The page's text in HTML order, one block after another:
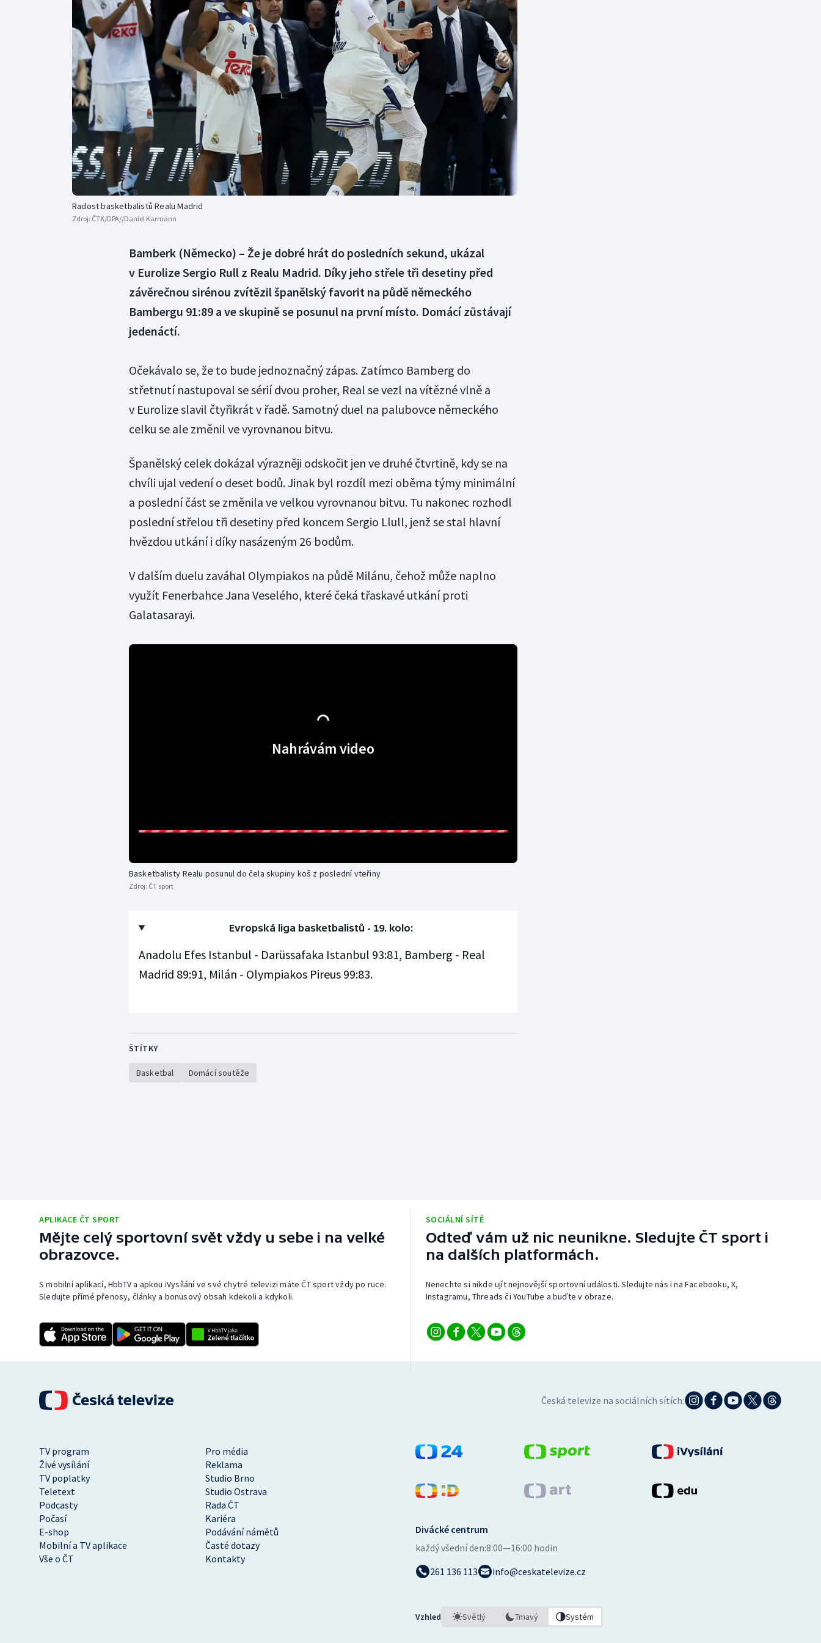
Box
Curling
Cyklistika
Dostihy
Florbal
Futsal
Lezení
Lyže a snowboard
Moderní pětiboj
Motorsport
Olympijské hry
Parasport
Sportovní střelba
Stolní tenis
Triatlon
Veslování
Vodní slalom
Radost basketbalistů Realu Madrid
Zdroj: ČTK/DPA//Daniel Karmann
Bamberk (Německo) – Že je dobré hrát do posledních sekund, ukázal
v Eurolize Sergio Rull z Realu Madrid. Díky jeho střele tři desetiny před
závěrečnou sirénou zvítězil španělský favorit na půdě německého
Bambergu 91:89 a ve skupině se posunul na první místo. Domácí zůstávají
jedenáctí.
Očekávalo se, že to bude jednoznačný zápas. Zatímco Bamberg do
střetnutí nastupoval se sérií dvou proher, Real se vezl na vítězné vlně a
v Eurolize slavil čtyřikrát v řadě. Samotný duel na palubovce německého
celku se ale změnil ve vyrovnanou bitvu.
Španělský celek dokázal výrazněji odskočit jen ve druhé čtvrtině, kdy se na
chvíli ujal vedení o deset bodů. Jinak byl rozdíl mezi oběma týmy minimální
a poslední část se změnila ve velkou vyrovnanou bitvu. Tu nakonec rozhodl
poslední střelou tři desetiny před koncem Sergio Llull, jenž se stal hlavní
hvězdou utkání i díky nasázeným 26 bodům.
V dalším duelu zaváhal Olympiakos na půdě Milánu, čehož může naplno
využít Fenerbahce Jana Veselého, které čeká třaskavé utkání proti
Galatasarayi.
Nahrávám video
Basketbalisty Realu posunul do čela skupiny koš z poslední vteřiny
Zdroj: ČT sport
Evropská liga basketbalistů - 19. kolo:
Anadolu Efes Istanbul - Darüssafaka Istanbul 93:81, Bamberg - Real
Madrid 89:91, Milán - Olympiakos Pireus 99:83.
ŠTÍTKY
Basketbal Domácí soutěže
APLIKACE ČT SPORT
Mějte celý sportovní svět vždy u sebe i na velké
obrazovce.
S mobilní aplikací, HbbTV a apkou iVysílání ve své chytré televizi máte ČT sport vždy po ruce.
Sledujte přímé přenosy, články a bonusový obsah kdekoli a kdykoli.
SOCIÁLNÍ SÍTĚ
Odteď vám už nic neunikne. Sledujte ČT sport i
na dalších platformách.
Nenechte si nikde ujít nejnovější sportovní události. Sledujte nás i na Facebooku, X,
Instagramu, Threads či YouTube a buďte v obraze.
Česká televize na sociálních sítích:
TV program
Pro média
Živé vysílání
Reklama
TV poplatky
Studio Brno
Teletext
Studio Ostrava
Podcasty
Rada ČT
Počasí
Kariéra
E-shop
Podávání námětů
Mobilní a TV aplikace
Časté dotazy
Vše o ČT
Kontakty
Divácké centrum
každý všední den:8:00—16:00 hodin
261 136 113
info@ceskatelevize.cz
Vzhled Světlý Tmavý Systém